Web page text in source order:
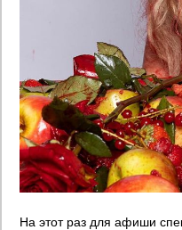
На этот раз для афиши